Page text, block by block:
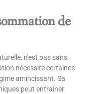
de
n'est pas sans
nécessite certaines
amincissant. Sa
peut entraîner